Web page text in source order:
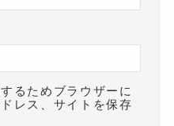
るためブラウザーに
レス、サイトを保存